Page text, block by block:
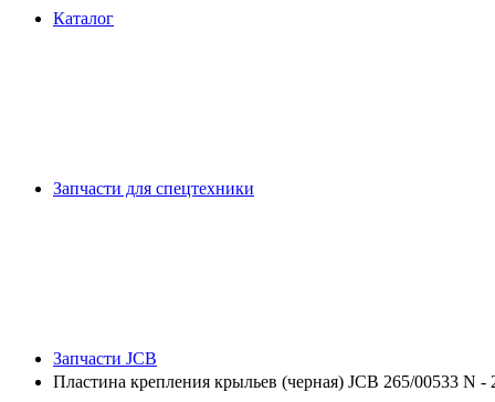
Каталог
Запчасти для спецтехники
Запчасти JCB
Пластина крепления крыльев (черная) JCB 265/00533 N -